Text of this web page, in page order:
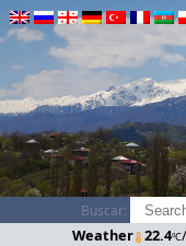
Buscar:
Weather 22.4ºC